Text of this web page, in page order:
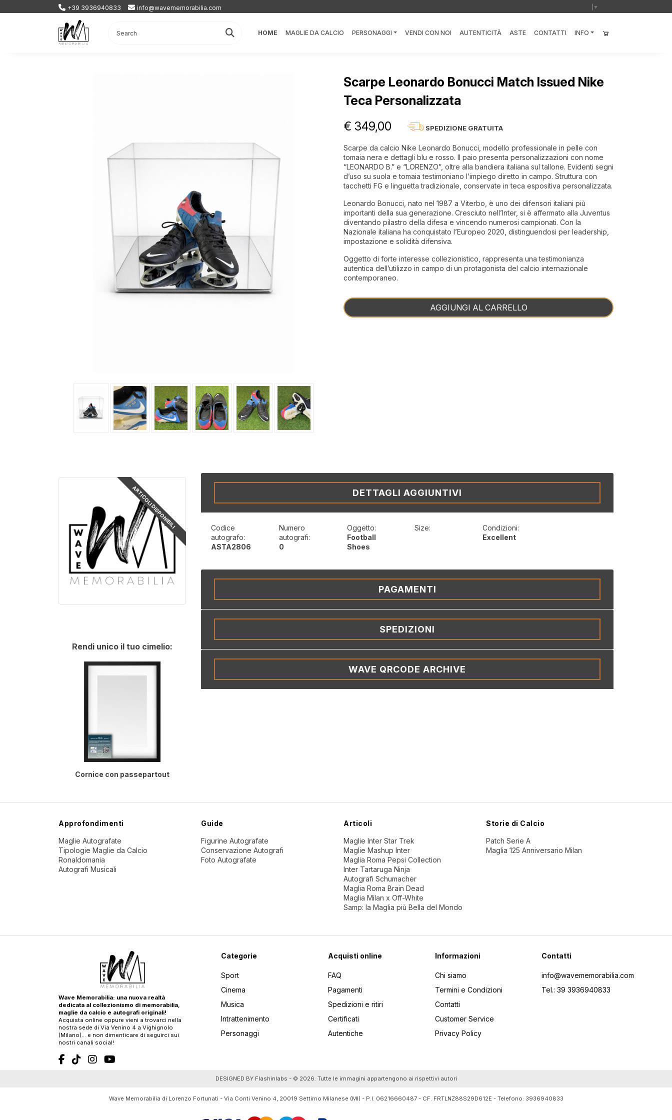
+39 3936940833 info@wavememorabilia.com ▼
HOME MAGLIE DA CALCIO PERSONAGGI VENDI CON NOI AUTENTICITÀ ASTE CONTATTI INFO
Scarpe Leonardo Bonucci Match Issued Nike
Teca Personalizzata
€ 349,00 SPEDIZIONE GRATUITA
Scarpe da calcio Nike Leonardo Bonucci, modello professionale in pelle con
tomaia nera e dettagli blu e rosso. Il paio presenta personalizzazioni con nome
“LEONARDO B.” e “LORENZO”, oltre alla bandiera italiana sul tallone. Evidenti segni
d’uso su suola e tomaia testimoniano l’impiego diretto in campo. Struttura con
tacchetti FG e linguetta tradizionale, conservate in teca espositiva personalizzata.
Leonardo Bonucci, nato nel 1987 a Viterbo, è uno dei difensori italiani più
importanti della sua generazione. Cresciuto nell’Inter, si è affermato alla Juventus
diventando pilastro della difesa e vincendo numerosi campionati. Con la
Nazionale italiana ha conquistato l’Europeo 2020, distinguendosi per leadership,
impostazione e solidità difensiva.
Oggetto di forte interesse collezionistico, rappresenta una testimonianza
autentica dell’utilizzo in campo di un protagonista del calcio internazionale
contemporaneo.
AGGIUNGI AL CARRELLO
ARTICOLI DISPONIBILI
Rendi unico il tuo cimelio:
Cornice con passepartout
DETTAGLI AGGIUNTIVI
Codice
autografo:
ASTA2806
Numero
autografi:
0
Oggetto:
Football
Shoes
Size:
Condizioni:
Excellent
PAGAMENTI
SPEDIZIONI
WAVE QRCODE ARCHIVE
Approfondimenti
Maglie Autografate
Tipologie Maglie da Calcio
Ronaldomania
Autografi Musicali
Guide
Figurine Autografate
Conservazione Autografi
Foto Autografate
Articoli
Maglie Inter Star Trek
Maglie Mashup Inter
Maglia Roma Pepsi Collection
Inter Tartaruga Ninja
Autografi Schumacher
Maglia Roma Brain Dead
Maglia Milan x Off-White
Samp: la Maglia più Bella del Mondo
Storie di Calcio
Patch Serie A
Maglia 125 Anniversario Milan
Wave Memorabilia: una nuova realtà
dedicata al collezionismo di memorabilia,
maglie da calcio e autografi originali!
Acquista online oppure vieni a trovarci nella
nostra sede di Via Venino 4 a Vighignolo
(Milano)… e non dimenticare di seguirci sui
nostri canali social!
Categorie
Sport
Cinema
Musica
Intrattenimento
Personaggi
Acquisti online
FAQ
Pagamenti
Spedizioni e ritiri
Certificati
Autentiche
Informazioni
Chi siamo
Termini e Condizioni
Contatti
Customer Service
Privacy Policy
Contatti
info@wavememorabilia.com
Tel.: 39 3936940833
DESIGNED BY Flashinlabs - © 2026. Tutte le immagini appartengono ai rispettivi autori
Wave Memorabilia di Lorenzo Fortunati - Via Conti Venino 4, 20019 Settimo Milanese (MI) - P.I. 06216660487 - CF. FRTLNZ88S29D612E - Telefono: 3936940833